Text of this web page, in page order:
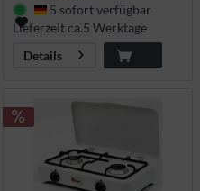
Deutschland
5 sofort verfügbar
Lieferzeit ca.5 Werktage
Details